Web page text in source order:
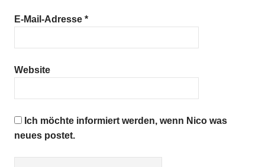
E-Mail-Adresse *
Website
Ich möchte informiert werden, wenn Nico was
neues postet.